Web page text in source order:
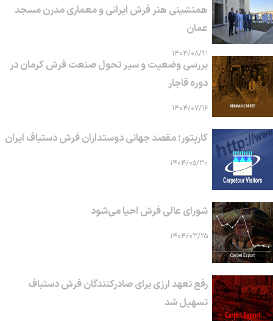
همنشینی هنر فرش ایرانی و معماری مدرن مسجد
عمان
۱۴۰۴/۰۸/۲۱
بررسی وضعیت و سیر تحول صنعت فرش کرمان در
دوره قاجار
۱۴۰۴/۰۷/۱۶
کارپتور؛ مقصد جهانی دوستداران فرش دستباف ایران
۱۴۰۴/۰۵/۳۰
شورای عالی فرش احیا می‌شود
۱۴۰۴/۰۳/۲۵
رفع تعهد ارزی برای صادرکنندگان فرش دستباف
تسهیل شد